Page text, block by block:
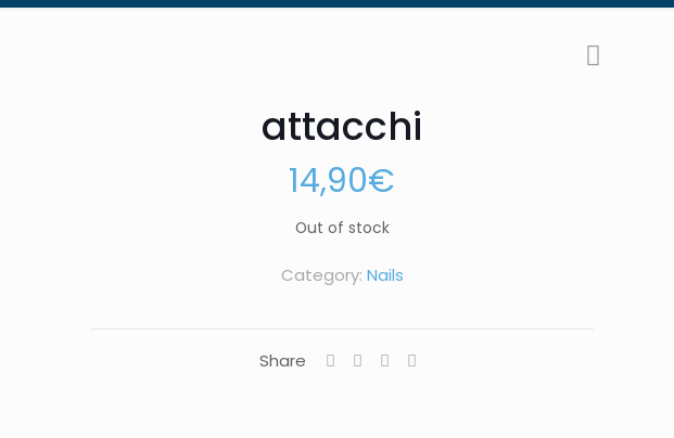
attacchi
14,90€
Out of stock
Category: Nails
Share